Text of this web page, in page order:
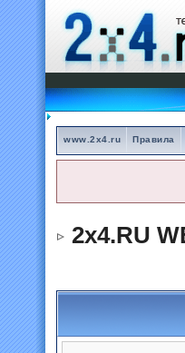
www.2x4.ru Правила
2x4.RU